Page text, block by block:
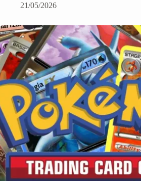
21/05/2026